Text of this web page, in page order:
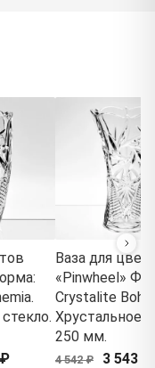
Ваза для
«Pinwheel»
Crystalite
Хрустальное
250 мм.
4 542 ₽ 3 543 ₽